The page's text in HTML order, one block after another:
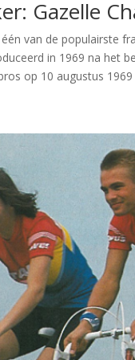
Gazelle
van de populairste
in 1969 na het
op 10 augustus